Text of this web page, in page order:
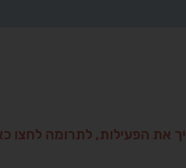
את הפעילות, לתרומה לחצו